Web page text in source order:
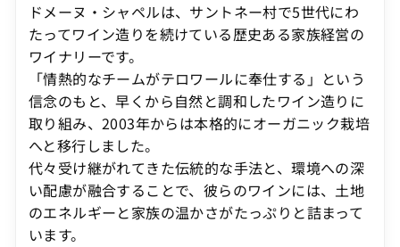
ドメーヌ・シャペルは、サントネー村で5世代にわ
たってワイン造りを続けている歴史ある家族経営の
ワイナリーです。
「情熱的なチームがテロワールに奉仕する」という
信念のもと、早くから自然と調和したワイン造りに
取り組み、2003年からは本格的にオーガニック栽培
へと移行しました。
代々受け継がれてきた伝統的な手法と、環境への深
い配慮が融合することで、彼らのワインには、土地
のエネルギーと家族の温かさがたっぷりと詰まって
います。